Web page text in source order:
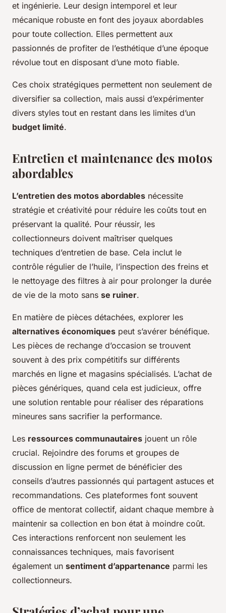
et ingénierie. Leur design intemporel et leur
mécanique robuste en font des joyaux abordables
pour toute collection. Elles permettent aux
passionnés de profiter de l’esthétique d’une époque
révolue tout en disposant d’une moto fiable.
Ces choix stratégiques permettent non seulement de
diversifier sa collection, mais aussi d’expérimenter
divers styles tout en restant dans les limites d’un
budget limité.
Entretien et maintenance des motos
abordables
L’entretien des motos abordables nécessite
stratégie et créativité pour réduire les coûts tout en
préservant la qualité. Pour réussir, les
collectionneurs doivent maîtriser quelques
techniques d’entretien de base. Cela inclut le
contrôle régulier de l’huile, l’inspection des freins et
le nettoyage des filtres à air pour prolonger la durée
de vie de la moto sans se ruiner.
En matière de pièces détachées, explorer les
alternatives économiques peut s’avérer bénéfique.
Les pièces de rechange d’occasion se trouvent
souvent à des prix compétitifs sur différents
marchés en ligne et magasins spécialisés. L’achat de
pièces génériques, quand cela est judicieux, offre
une solution rentable pour réaliser des réparations
mineures sans sacrifier la performance.
Les ressources communautaires jouent un rôle
crucial. Rejoindre des forums et groupes de
discussion en ligne permet de bénéficier des
conseils d’autres passionnés qui partagent astuces et
recommandations. Ces plateformes font souvent
office de mentorat collectif, aidant chaque membre à
maintenir sa collection en bon état à moindre coût.
Ces interactions renforcent non seulement les
connaissances techniques, mais favorisent
également un sentiment d’appartenance parmi les
collectionneurs.